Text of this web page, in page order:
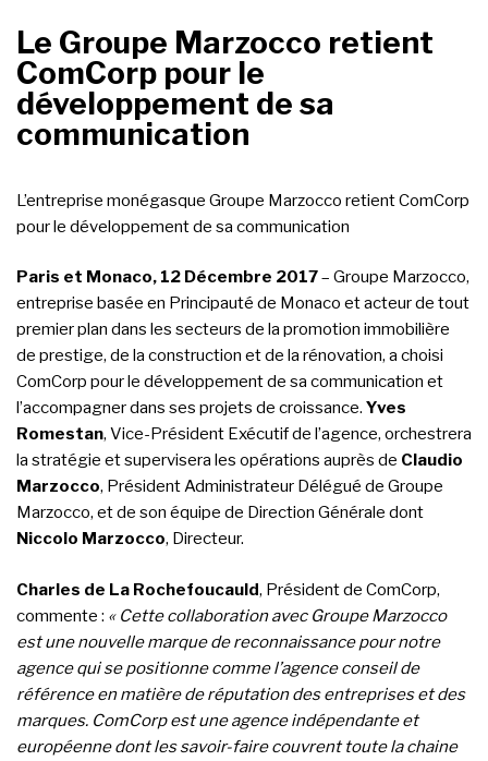
Le Groupe Marzocco retient
ComCorp pour le
développement de sa
communication
L’entreprise monégasque Groupe Marzocco retient ComCorp
pour le développement de sa communication
Paris et Monaco, 12 Décembre 2017– Groupe Marzocco,
entreprise basée en Principauté de Monaco et acteur de tout
premier plan dans les secteurs de la promotion immobilière
de prestige, de la construction et de la rénovation, a choisi
ComCorp pour le développement de sa communication et
l’accompagner dans ses projets de croissance. Yves
Romestan, Vice-Président Exécutif de l’agence, orchestrera
la stratégie et supervisera les opérations auprès de Claudio
Marzocco, Président Administrateur Délégué de Groupe
Marzocco, et de son équipe de Direction Générale dont
Niccolo Marzocco, Directeur.
Charles de La Rochefoucauld, Président de ComCorp,
commente : « Cette collaboration avec Groupe Marzocco
est une nouvelle marque de reconnaissance pour notre
agence qui se positionne comme l’agence conseil de
référence en matière de réputation des entreprises et des
marques. ComCorp est une agence indépendante et
européenne dont les savoir-faire couvrent toute la chaine